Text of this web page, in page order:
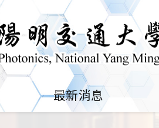
最新消息